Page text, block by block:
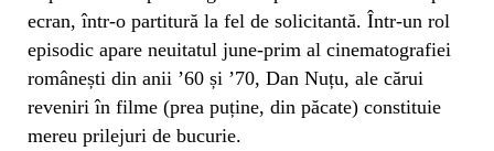
ecran, într-o partitură la fel de solicitantă. Într-un rol
episodic apare neuitatul june-prim al cinematografiei
românești din anii ’60 și ’70, Dan Nuțu, ale cărui
reveniri în filme (prea puține, din păcate) constituie
mereu prilejuri de bucurie.